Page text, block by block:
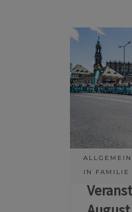
ALLGEMEIN
IN FAMILIE